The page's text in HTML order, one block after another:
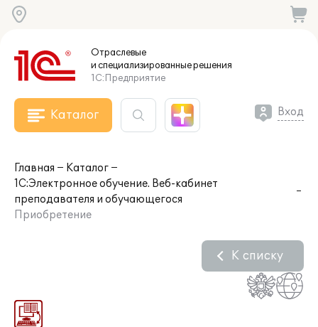
Отраслевые
и специализированныерешения
1С:Предприятие
Каталог Вход
Главная
Каталог
1С:Электронное обучение. Веб-кабинет
преподавателя и обучающегося
Приобретение
К списку